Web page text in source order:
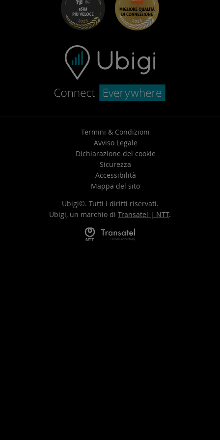
Centro assistenza
Contatta l’assistenza
Termini & Condizioni
Avviso Legale
Dichiarazione dei cookie
Sicurezza
Accessibilità
Mappa del sito
Ubigi©. Tutti i diritti riservati.
Ubigi, un marchio di Transatel | NTT.